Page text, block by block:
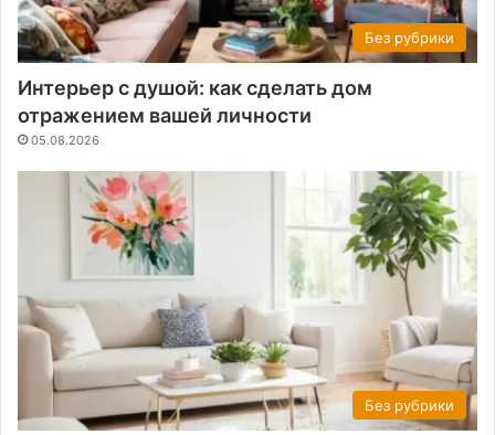
Без рубрики
Интерьер с душой: как сделать дом
отражением вашей личности
05.08.2026
Без рубрики